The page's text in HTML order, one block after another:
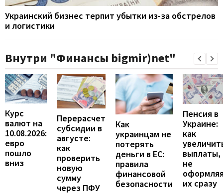
Украинский бизнес терпит убытки из-за обстрелов
и логистики
Внутри "Финансы bigmir)net"
Курс
валют на
10.08.2026:
евро
пошло
вниз
Перерасчет
субсидии в
августе:
как
проверить
новую
сумму
через ПФУ
Как
украинцам не
потерять
деньги в ЕС:
правила
финансовой
безопасности
Пенсия в
Украине:
как
выплаты,
не
их сразу